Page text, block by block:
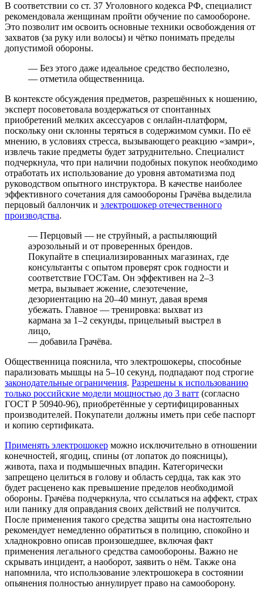
В соответствии со ст. 37 Уголовного кодекса РФ, специалист
рекомендовала женщинам пройти обучение по самообороне.
Это позволит им освоить основные техники освобождения от
захватов (за руку или волосы) и чётко понимать пределы
допустимой обороны.
— Без этого даже идеальное средство бесполезно,
— отметила общественница.
В контексте обсуждения предметов, разрешённых к ношению,
эксперт посоветовала воздержаться от спонтанных
приобретений мелких аксессуаров с онлайн-платформ,
поскольку они склонны теряться в содержимом сумки. По её
мнению, в условиях стресса, вызывающего реакцию «замри»,
извлечь такие предметы будет затруднительно. Специалист
подчеркнула, что при наличии подобных покупок необходимо
отработать их использование до уровня автоматизма под
руководством опытного инструктора. В качестве наиболее
эффективного сочетания для самообороны Грачёва выделила
перцовый баллончик и электрошокер отечественного
производства.
— Перцовый — не струйный, а распыляющий
аэрозольный и от проверенных брендов.
Покупайте в специализированных магазинах, где
консультанты с опытом проверят срок годности и
соответствие ГОСТам. Он эффективен на 2–3
метра, вызывает жжение, слезотечение,
дезориентацию на 20–40 минут, давая время
убежать. Главное — тренировка: выхват из
кармана за 1–2 секунды, прицельный выстрел в
лицо,
— добавила Грачёва.
Общественница пояснила, что электрошокеры, способные
парализовать мышцы на 5–10 секунд, подпадают под строгие
законодательные ограничения. Разрешены к использованию
только российские модели мощностью до 3 ватт (согласно
ГОСТ Р 50940-96), приобретённые у сертифицированных
производителей. Покупатели должны иметь при себе паспорт
и копию сертификата.
Применять электрошокер можно исключительно в отношении
конечностей, ягодиц, спины (от лопаток до поясницы),
живота, паха и подмышечных впадин. Категорически
запрещено целиться в голову и область сердца, так как это
будет расценено как превышение пределов необходимой
обороны. Грачёва подчеркнула, что ссылаться на аффект, страх
или панику для оправдания своих действий не получится.
После применения такого средства защиты она настоятельно
рекомендует немедленно обратиться в полицию, спокойно и
хладнокровно описав произошедшее, включая факт
применения легального средства самообороны. Важно не
скрывать инцидент, а наоборот, заявить о нём. Также она
напомнила, что использование электрошокера в состоянии
опьянения полностью аннулирует право на самооборону.